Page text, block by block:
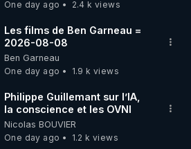
l’application de méditation et
:
www.envol.app/code
One day ago
2.4 k views
Les films de Ben Garneau =
2026-08-08
Ben Garneau
One day ago
1.9 k views
Philippe Guillemant sur l’IA,
la conscience et les OVNI
Nicolas BOUVIER
One day ago
1.2 k views